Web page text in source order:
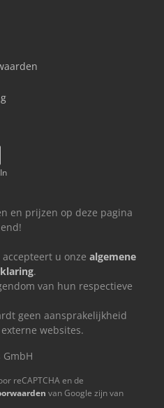
en prijzen op deze pagina
u onze algemene
.
van hun respectieve
geen aansprakelijkheid
websites.
reCAPTCHA en de
van Google zijn van